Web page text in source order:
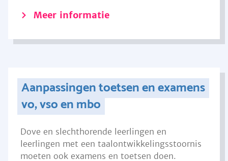
Meer informatie
Aanpassingen toetsen en examens
vo, vso en mbo
Dove en slechthorende leerlingen en
leerlingen met een taalontwikkelingsstoornis
moeten ook examens en toetsen doen.